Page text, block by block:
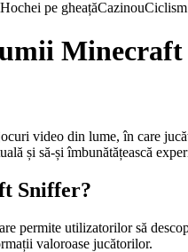
Hochei pe gheațăCazinouCiclism
lumii
video din lume, în care
și să-și îmbunătățească
Sniffer?
permite utilizatorilor să
valoroase jucătorilor.